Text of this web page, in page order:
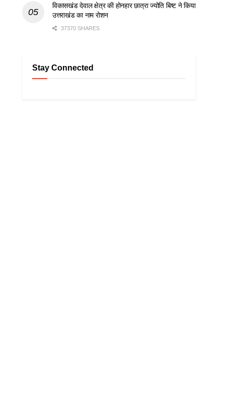
विकासखंड देवाल क्षेत्र की होनहार छात्रा ज्योति बिष्ट ने किया
उत्तराखंड का नाम रोशन
37370 SHARES
Stay Connected